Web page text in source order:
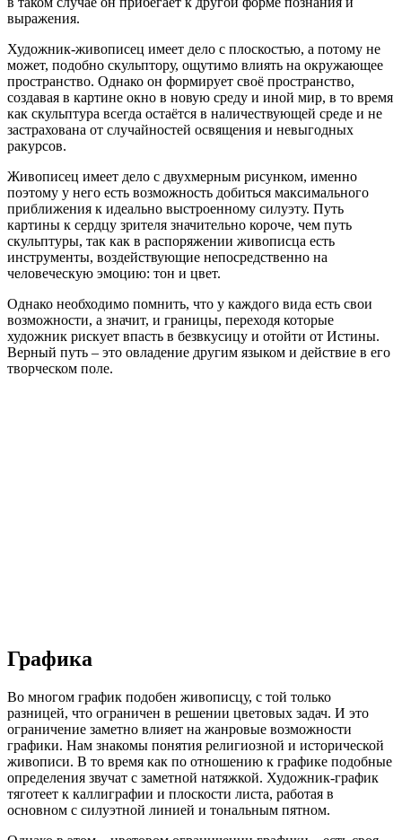
выражения.
Художник-живописец имеет дело с плоскостью, а потому не
может, подобно скульптору, ощутимо влиять на окружающее
пространство. Однако он формирует своё пространство,
создавая в картине окно в новую среду и иной мир, в то время
как скульптура всегда остаётся в наличествующей среде и не
застрахована от случайностей освящения и невыгодных
ракурсов.
Живописец имеет дело с двухмерным рисунком, именно
поэтому у него есть возможность добиться максимального
приближения к идеально выстроенному силуэту. Путь
картины к сердцу зрителя значительно короче, чем путь
скульптуры, так как в распоряжении живописца есть
инструменты, воздействующие непосредственно на
человеческую эмоцию: тон и цвет.
Однако необходимо помнить, что у каждого вида есть свои
возможности, а значит, и границы, переходя которые
художник рискует впасть в безвкусицу и отойти от Истины.
Верный путь – это овладение другим языком и действие в его
творческом поле.
Графика
Во многом график подобен живописцу, с той только
разницей, что ограничен в решении цветовых задач. И это
ограничение заметно влияет на жанровые возможности
графики. Нам знакомы понятия религиозной и исторической
живописи. В то время как по отношению к графике подобные
определения звучат с заметной натяжкой. Художник-график
тяготеет к каллиграфии и плоскости листа, работая в
основном с силуэтной линией и тональным пятном.